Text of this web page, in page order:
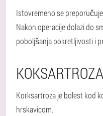
Istovremeno se
Nakon operacije dolazi do
poboljšanja pokretljivosti i
KOKSARTROZA
Korksartroza je bolest kod
hrskavicom.